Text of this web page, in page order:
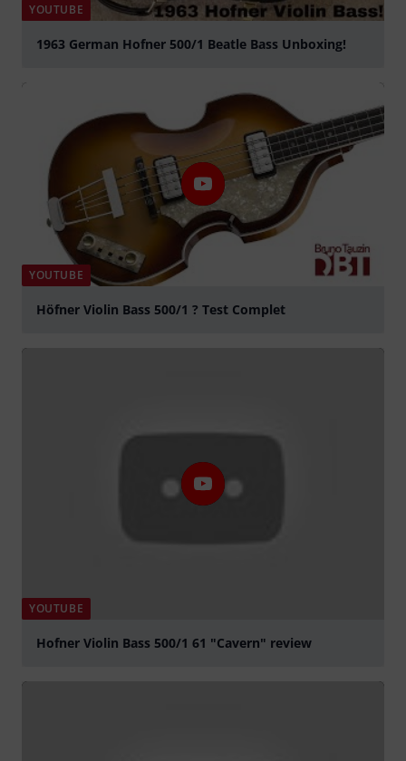
YOUTUBE
1963 German Hofner 500/1 Beatle Bass Unboxing!
YOUTUBE
Höfner Violin Bass 500/1 ? Test Complet
YOUTUBE
Hofner Violin Bass 500/1 61 "Cavern" review